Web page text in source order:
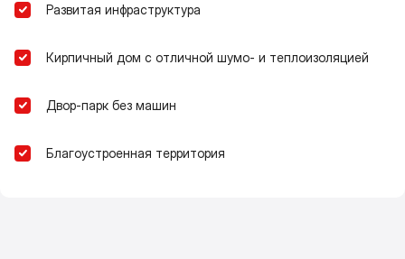
Развитая инфраструктура
Кирпичный дом с отличной шумо- и теплоизоляцией
Двор-парк без машин
Благоустроенная территория